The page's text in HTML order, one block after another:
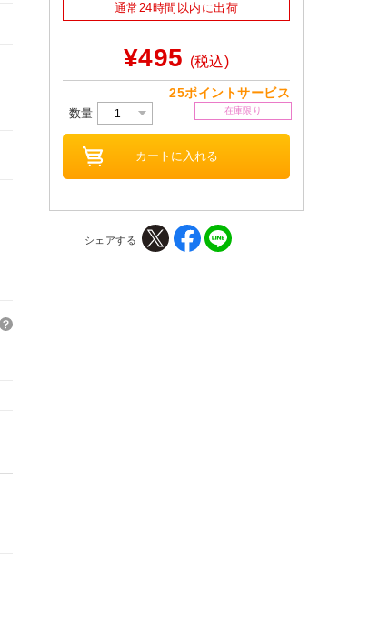
通常24時間以内に出荷
¥495 (税込)
25ポイントサービス
数量 在庫限り
シェアする